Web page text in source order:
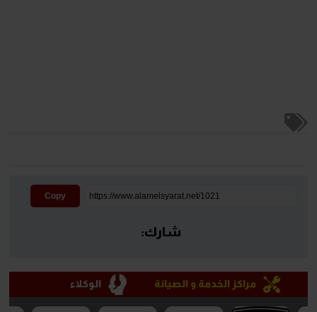
Copy
شارك:
مراكز الخدمة و الصيانة الوكلاء